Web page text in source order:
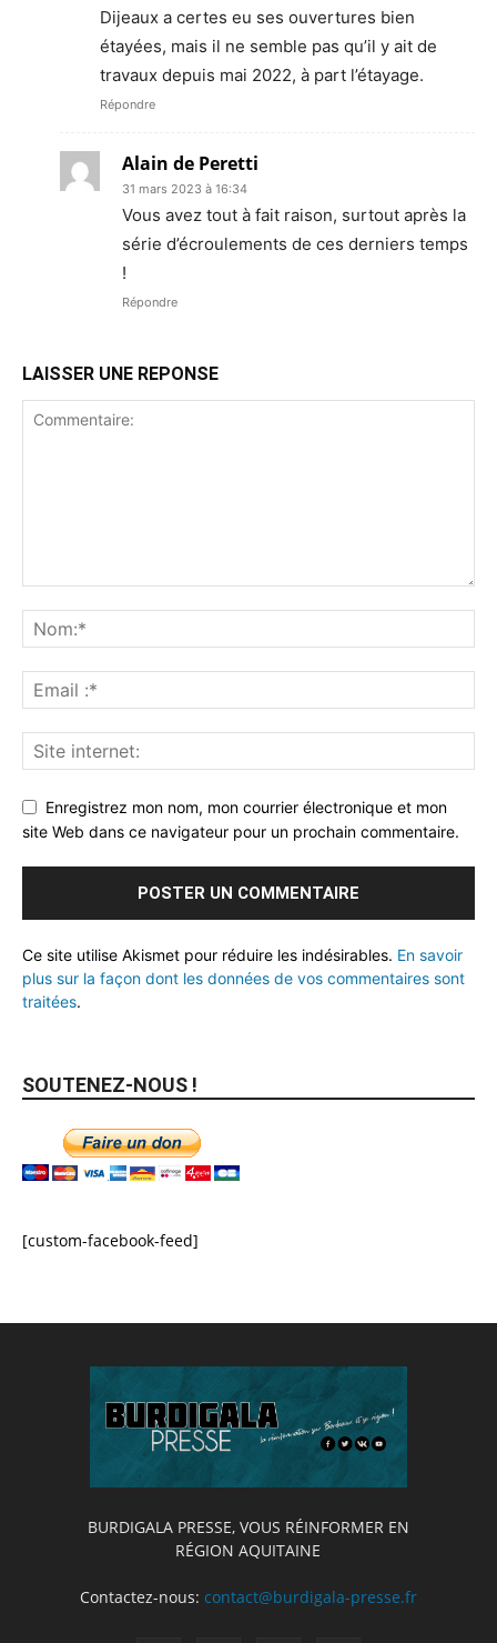
Dijeaux a certes eu ses ouvertures bien
étayées, mais il ne semble pas qu’il y ait de
travaux depuis mai 2022, à part l’étayage.
Répondre
Alain de Peretti
31 mars 2023 à 16:34
Vous avez tout à fait raison, surtout après la
série d’écroulements de ces derniers temps
!
Répondre
LAISSER UNE REPONSE
Enregistrez mon nom, mon courrier électronique et mon
site Web dans ce navigateur pour un prochain commentaire.
Ce site utilise Akismet pour réduire les indésirables. En savoir
plus sur la façon dont les données de vos commentaires sont
traitées.
SOUTENEZ-NOUS !
[custom-facebook-feed]
BURDIGALA PRESSE, VOUS RÉINFORMER EN
RÉGION AQUITAINE
Contactez-nous: contact@burdigala-presse.fr